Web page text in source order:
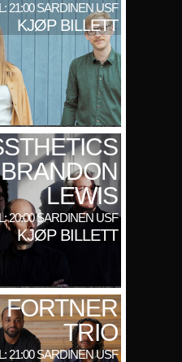
21:00 SARDINEN USF
KJØP BILLETT
LEWIS
20:00 SARDINEN USF
KJØP BILLETT
TRIO
21:00 SARDINEN USF